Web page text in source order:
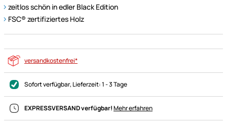
zeitlos schön in edler Black Edition
FSC® zertifiziertes Holz
versandkostenfrei*
Sofort verfügbar, Lieferzeit:1 - 3 Tage
EXPRESSVERSAND verfügbar!Mehr erfahren